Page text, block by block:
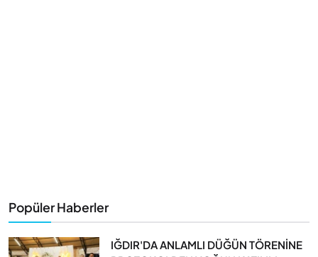
Popüler Haberler
IĞDIR'DA ANLAMLI DÜĞÜN TÖRENİNE